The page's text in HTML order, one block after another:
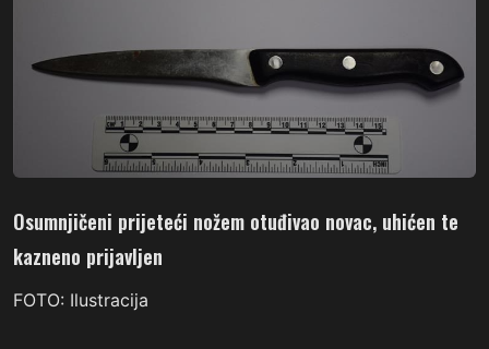
Osumnjičeni prijeteći nožem otuđivao novac, uhićen te
kazneno prijavljen
FOTO: Ilustracija